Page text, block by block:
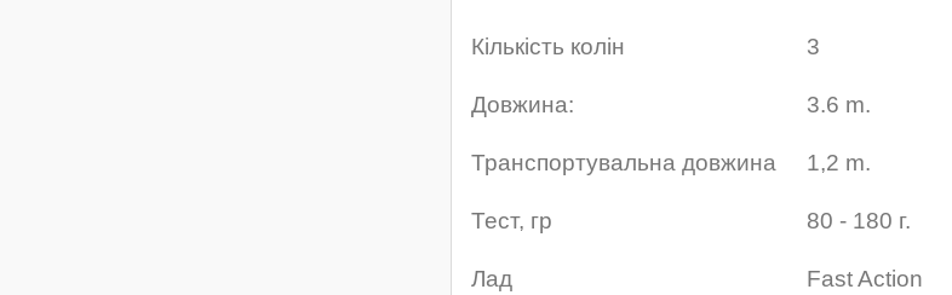
Кількість колін 3
Довжина: 3.6 m.
Транспортувальна довжина 1,2 m.
Тест, гр 80 - 180 г.
Лад Fast Action